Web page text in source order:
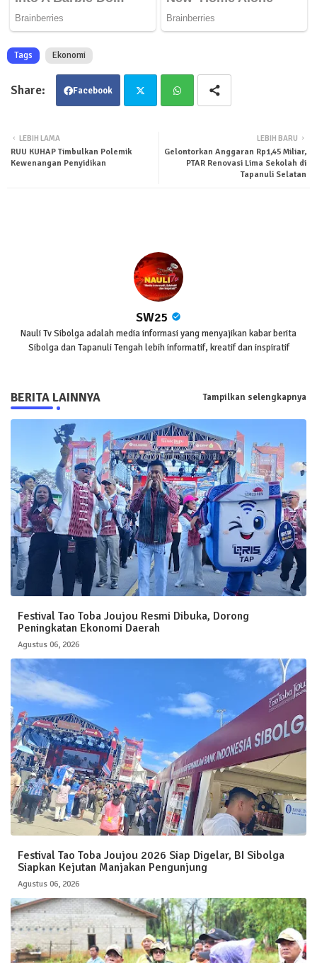
Tags Ekonomi
Facebook
tsa
LEBIH BARU
Gelontorkan Anggaran Rp1,45 Miliar,
PTAR Renovasi Lima Sekolah di
Tapanuli Selatan
LEBIH LAMA
RUU KUHAP Timbulkan Polemik
Kewenangan Penyidikan
SW25
Nauli Tv Sibolga adalah media informasi yang menyajikan kabar berita
Sibolga dan Tapanuli Tengah lebih informatif, kreatif dan inspiratif
BERITA LAINNYA Tampilkan selengkapnya
Festival Tao Toba Joujou Resmi Dibuka, Dorong
Peningkatan Ekonomi Daerah
Agustus 06, 2026
Festival Tao Toba Joujou 2026 Siap Digelar, BI Sibolga
Siapkan Kejutan Manjakan Pengunjung
Agustus 06, 2026